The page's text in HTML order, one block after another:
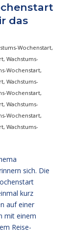
das
Wochenstart,
, Wachstums-
Wochenstart,
, Wachstums-
Wochenstart,
, Wachstums-
Wochenstart,
, Wachstums-
sich. Die
kurz
auf einer
mit einem
Reise-